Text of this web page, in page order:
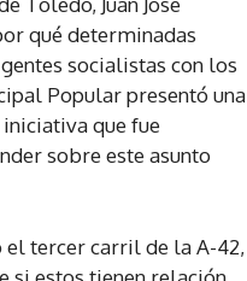
qué determinadas
socialistas con los
Popular presentó una
que fue
sobre este asunto
tercer carril de la A-42,